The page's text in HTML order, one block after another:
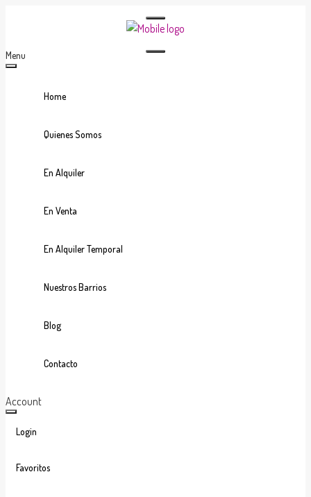
Menu
Home
Quienes Somos
En Alquiler
En Venta
En Alquiler Temporal
Nuestros Barrios
Blog
Contacto
Account
Login
Favoritos